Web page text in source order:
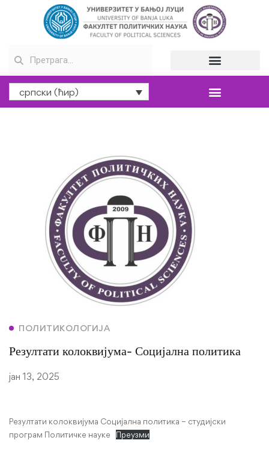
српски (ћир)
ПОЛИТИКОЛОГИЈА
Резултати колоквијума- Социјална политика
јан 13, 2025
Резултати колоквијума Социјална политика – студијски
програм Политичке науке
Преузми